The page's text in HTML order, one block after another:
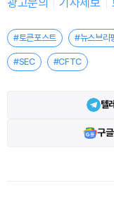
#토큰포스트 #뉴스브리
#SEC #CFTC
텔
구